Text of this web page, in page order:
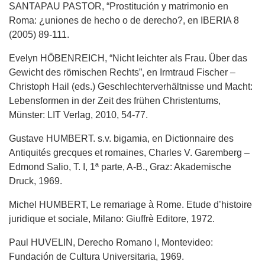
SANTAPAU PASTOR, “Prostitución y matrimonio en
Roma: ¿uniones de hecho o de derecho?, en IBERIA 8
(2005) 89-111.
Evelyn HÖBENREICH, “Nicht leichter als Frau. Über das
Gewicht des römischen Rechts”, en Irmtraud Fischer –
Christoph Hail (eds.) Geschlechterverhältnisse und Macht:
Lebensformen in der Zeit des frühen Christentums,
Münster: LIT Verlag, 2010, 54-77.
Gustave HUMBERT. s.v. bigamia, en Dictionnaire des
Antiquités grecques et romaines, Charles V. Garemberg –
Edmond Salio, T. I, 1ª parte, A-B., Graz: Akademische
Druck, 1969.
Michel HUMBERT, Le remariage à Rome. Etude d’histoire
juridique et sociale, Milano: Giuffrè Editore, 1972.
Paul HUVELIN, Derecho Romano I, Montevideo:
Fundación de Cultura Universitaria, 1969.